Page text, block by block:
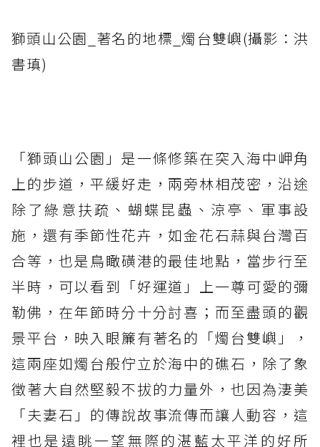
獅頭山公園_著名的地標_燭台雙嶼(攝影：洪
書瑱)
「獅頭山公園」是一條修築在突入海中岬角
上的步道，平緩好走，兩旁林相茂密，沿途
除了綠意扶疏、蝴蝶昆蟲、涼亭、軍事設
施，還有季節性花卉，如金花石蒜與台灣百
合等，也是鳥瞰磺港的最佳地點，當步行至
半時，可以看到「好運道」上一尊可愛的彌
勒佛，在年節時分十分討喜；而至盡頭的觀
景平台，映入眼簾有著名的「燭台雙嶼」，
這兩座如燭台般佇立於海中的礁石，除了象
徵著大自然堅毅不拔的力量外，也因為淒美
「夫妻石」的傳說故事流傳而讓人動容，這
裡也是遠眺一望無際的湛藍太平洋的好所